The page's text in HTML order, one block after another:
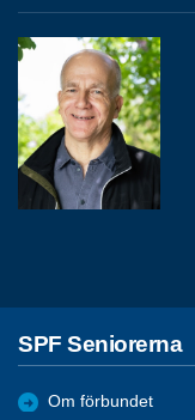
SPF Seniorerna
Om förbundet